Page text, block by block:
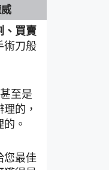
、買賣
術刀般
至是
的，
。
您最佳